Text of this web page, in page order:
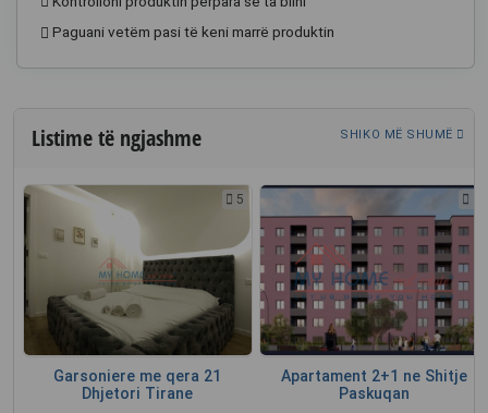
Paguani vetëm pasi të keni marrë produktin
Listime të ngjashme SHIKO MË SHUMË
5
Garsoniere me qera 21
Dhjetori Tirane
Apartament 2+1 ne Shitje
Paskuqan